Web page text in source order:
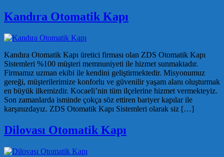
Kandıra Otomatik Kapı
Kandıra Otomatik Kapı üretici firması olan ZDS Otomatik Kapı
Sistemleri %100 müşteri memnuniyeti ile hizmet sunmaktadır.
Firmamız uzman ekibi ile kendini geliştirmektedir. Misyonumuz
gereği, müşterilerimize konforlu ve güvenilir yaşam alanı oluşturmak
en büyük ilkemizdir. Kocaeli’nin tüm ilçelerine hizmet vermekteyiz.
Son zamanlarda isminde çokça söz ettiren bariyer kapılar ile
karşınızdayız. ZDS Otomatik Kapı Sistemleri olarak siz […]
Dilovası Otomatik Kapı